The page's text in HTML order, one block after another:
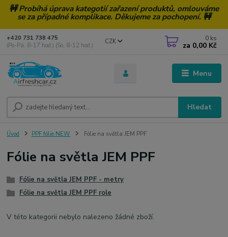
🚧 Probíhá úprava kategotií zařazení produktů, omlouváme
se za případné komplikace. Děkujeme za pochopení. 🚧
Menu
CZK
Hledat
+420 731 738 475
(Po-Pá, 8-17 hod.) (So, 8-12 hod.)
0 ks
za 0,00 Kč
Úvod PPF fólie NEW Fólie na světla JEM PPF
Fólie na světla JEM PPF
Fólie na světla JEM PPF - metry
Fólie na světla JEM PPF role
V této kategorii nebylo nalezeno žádné zboží.